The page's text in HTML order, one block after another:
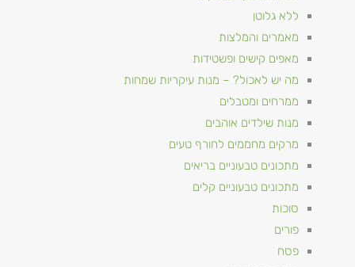
ללא גלוטן
מאמרים והמלצות
מאפים קישים ופשטידות
מה יש לאכול? – מנות עיקריות שמחות
ממרחים ומטבלים
מנות שילדים אוהבים
מרקים מחממים לחורף טעים
מתכונים טבעוניים​ בריאים
מתכונים טבעוניים קלים
סוכות
פורים
פסח